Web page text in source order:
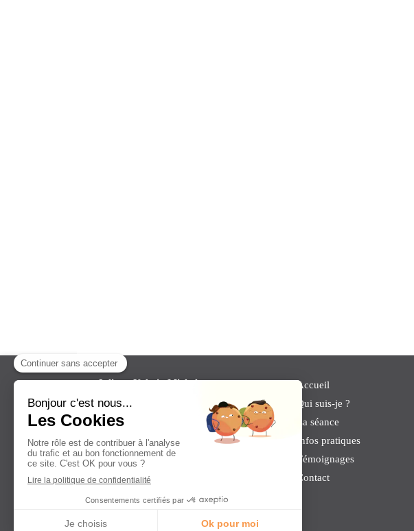
Juliette Urbain Michelest
vous reçoit en ligne pour tout
problèmes émotionnels, de conflit,
mais aussi stress ou troubles anxieux.
©2018 Cabinet de Psychothérapie
Accueil
Qui suis-je ?
La séance
Infos pratiques
Témoignages
Contact